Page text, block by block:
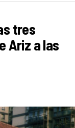
tres
Ariz a las